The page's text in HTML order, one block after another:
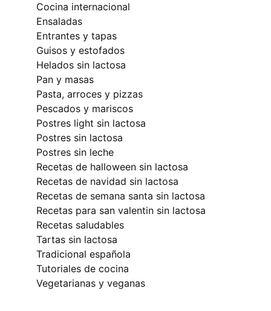
cocina internacional
ensaladas
entrantes y tapas
guisos y estofados
helados sin lactosa
pan y masas
pasta, arroces y pizzas
pescados y mariscos
postres light sin lactosa
postres sin lactosa
postres sin leche
recetas de halloween sin lactosa
recetas de navidad sin lactosa
recetas de semana santa sin lactosa
recetas para san valentin sin lactosa
recetas saludables
tartas sin lactosa
tradicional española
tutoriales de cocina
vegetarianas y veganas